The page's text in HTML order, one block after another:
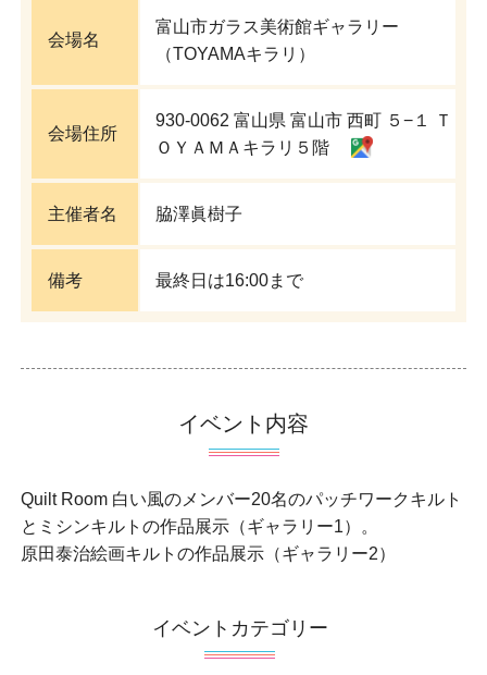
会場名
富山市ガラス美術館ギャラリー
（TOYAMAキラリ）
会場住所
930-0062 富山県 富山市 西町 ５−１ Ｔ
ＯＹＡＭＡキラリ５階
主催者名 脇澤眞樹子
備考 最終日は16:00まで
イベント内容
Quilt Room 白い風のメンバー20名のパッチワークキルト
とミシンキルトの作品展示（ギャラリー1）。
原田泰治絵画キルトの作品展示（ギャラリー2）
イベントカテゴリー